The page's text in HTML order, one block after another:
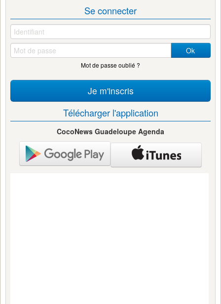
Se connecter
Ok
Mot de passe oublié ?
Je m'inscris
Télécharger l'application
CocoNews Guadeloupe Agenda